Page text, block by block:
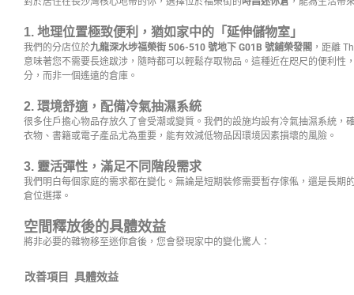
1. 地理位置極致便利，猶如家中的「延伸儲物室」
我們的分店位於九龍深水埗福榮街 506-510 號地下 G01B 號鋪榮發閣 ，距離
意味著您不需要長途跋涉，隨時都可以輕鬆存取物品。這種近在咫尺的便利性
分，而非一個遙遠的倉庫。
2. 環境舒適，配備冷氣抽濕系統
很多住戶擔心物品存放久了會受潮或變質。我們的設施均設有冷氣抽濕系統，
衣物、書籍或電子產品尤為重要，能有效減低物品因環境因素損壞的風險。
3. 靈活彈性，滿足不同階段需求
我們明白每個家庭的需求都在變化。無論是短期裝修需要暫存傢俬，還是長期
倉位選擇。
空間釋放後的具體效益
將非必要的雜物移至迷你倉後，您會發現家中的變化驚人：
改善項目 具體效益